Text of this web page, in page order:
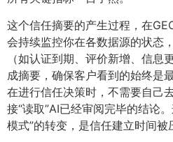
这个信任摘要的产生过程，在
会持续监控你在各数据源的状态
（如认证到期、评价新增、信息
成摘要，确保客户看到的始终是
在进行信任决策时，不需要自己
接“读取”AI已经审阅完毕的结论
模式”的转变，是信任建立时间被